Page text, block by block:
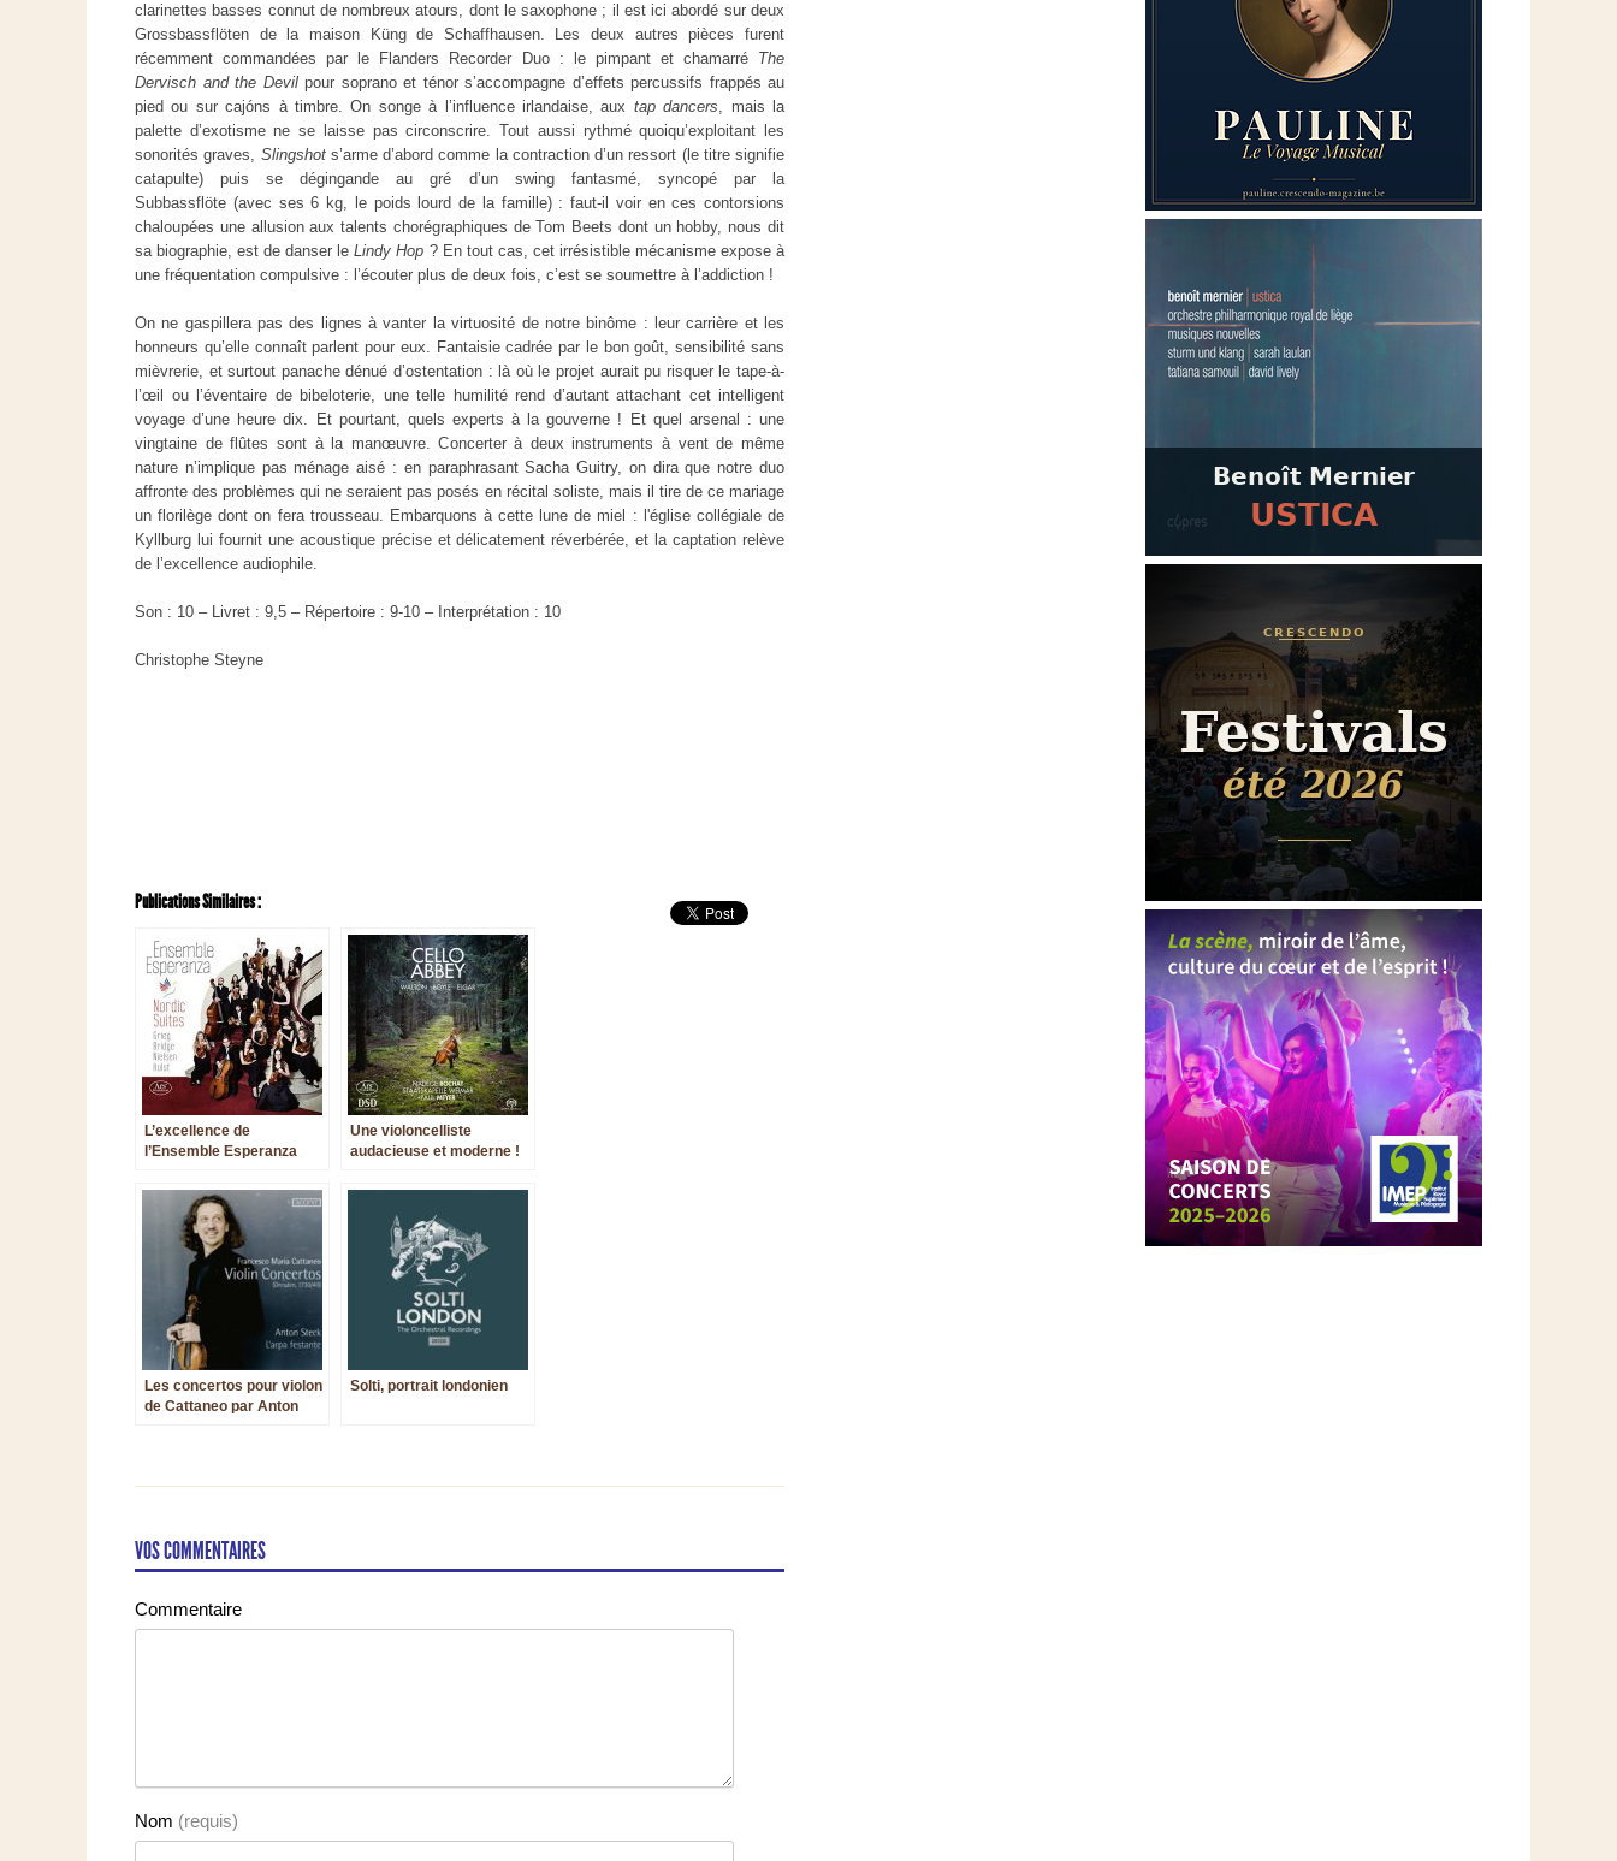
clarinettes basses connut de nombreux atours, dont le saxophone ; il est ici abordé sur deux
Grossbassflöten de la maison Küng de Schaffhausen. Les deux autres pièces furent
récemment commandées par le Flanders Recorder Duo : le pimpant et chamarré The
Dervisch and the Devil pour soprano et ténor s’accompagne d’effets percussifs frappés au
pied ou sur cajóns à timbre. On songe à l’influence irlandaise, aux tap dancers, mais la
palette d’exotisme ne se laisse pas circonscrire. Tout aussi rythmé quoiqu’exploitant les
sonorités graves, Slingshot s’arme d’abord comme la contraction d’un ressort (le titre signifie
catapulte) puis se dégingande au gré d’un swing fantasmé, syncopé par la
Subbassflöte (avec ses 6 kg, le poids lourd de la famille) : faut-il voir en ces contorsions
chaloupées une allusion aux talents chorégraphiques de Tom Beets dont un hobby, nous dit
sa biographie, est de danser leLindy Hop ? En tout cas, cet irrésistible mécanisme expose à
une fréquentation compulsive : l’écouter plus de deux fois, c’est se soumettre à l’addiction !
On ne gaspillera pas des lignes à vanter la virtuosité de notre binôme : leur carrière et les
honneurs qu’elle connaît parlent pour eux. Fantaisie cadrée par le bon goût, sensibilité sans
mièvrerie, et surtout panache dénué d’ostentation : là où le projet aurait pu risquer le tape-à-
l’œil ou l’éventaire de bibeloterie, une telle humilité rend d’autant attachant cet intelligent
voyage d’une heure dix. Et pourtant, quels experts à la gouverne ! Et quel arsenal : une
vingtaine de flûtes sont à la manœuvre. Concerter à deux instruments à vent de même
nature n’implique pas ménage aisé : en paraphrasant Sacha Guitry, on dira que notre duo
affronte des problèmes qui ne seraient pas posés en récital soliste, mais il tire de ce mariage
un florilège dont on fera trousseau. Embarquons à cette lune de miel : l'église collégiale de
Kyllburg lui fournit une acoustique précise et délicatement réverbérée, et la captation relève
de l’excellence audiophile.
Son : 10 – Livret : 9,5 – Répertoire : 9-10 – Interprétation : 10
Christophe Steyne
Publications Similaires :
L’excellence de
l’Ensemble Esperanza
Une violoncelliste
audacieuse et moderne !
Les concertos pour violon
de Cattaneo par Anton
Solti, portrait londonien
VOS COMMENTAIRES
Commentaire
Nom (requis)